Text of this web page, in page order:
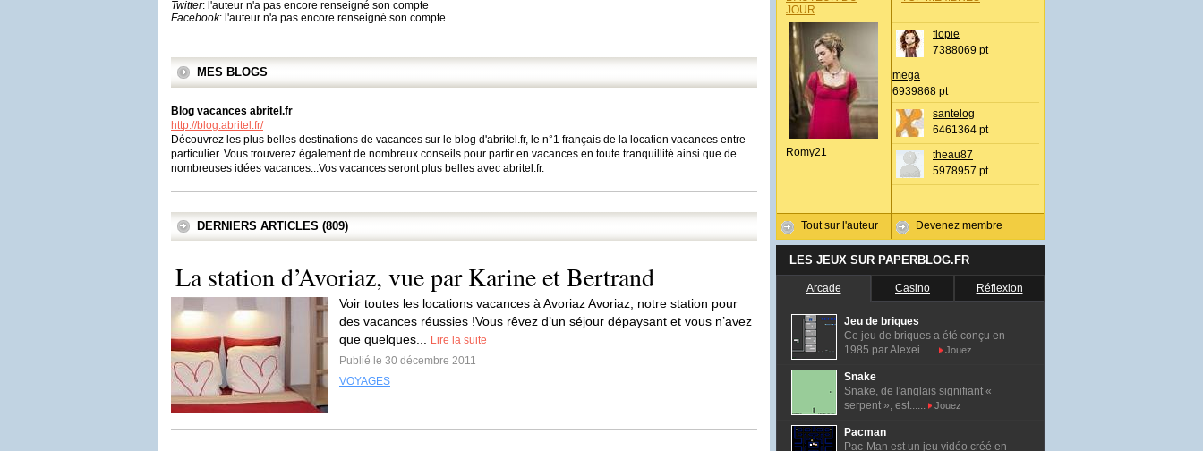
Twitter: l'auteur n'a pas encore renseigné son compte
Facebook: l'auteur n'a pas encore renseigné son compte
MES BLOGS
Blog vacances abritel.fr
http://blog.abritel.fr/
Découvrez les plus belles destinations de vacances sur le blog d'abritel.fr, le n°1 français de la location vacances entre
particulier. Vous trouverez également de nombreux conseils pour partir en vacances en toute tranquillité ainsi que de
nombreuses idées vacances...Vos vacances seront plus belles avec abritel.fr.
DERNIERS ARTICLES (809)
La station d’Avoriaz, vue par Karine et Bertrand
Voir toutes les locations vacances à Avoriaz Avoriaz, notre station pour
des vacances réussies !Vous rêvez d’un séjour dépaysant et vous n’avez
que quelques...
Lire la suite
Publié le 30 décembre 2011
VOYAGES
JOUR
Romy21
Tout sur l'auteur
flopie
7388069 pt
mega
6939868 pt
santelog
6461364 pt
theau87
5978957 pt
Devenez membre
LES JEUX SUR PAPERBLOG.FR
Arcade Casino Réflexion
Jeu de briques
Ce jeu de briques a été conçu en
1985 par Alexei......
Jouez
Snake
Snake, de l'anglais signifiant «
serpent », est......
Jouez
Pacman
Pac-Man est un jeu vidéo créé en